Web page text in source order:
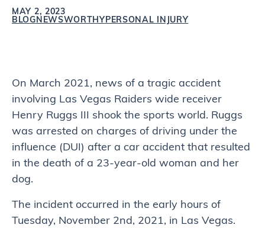
MAY 2, 2023
BLOGNEWSWORTHY PERSONAL INJURY
On March 2021, news of a tragic accident
involving Las Vegas Raiders wide receiver
Henry Ruggs III shook the sports world. Ruggs
was arrested on charges of driving under the
influence (DUI) after a car accident that resulted
in the death of a 23-year-old woman and her
dog.
The incident occurred in the early hours of
Tuesday, November 2nd, 2021, in Las Vegas.